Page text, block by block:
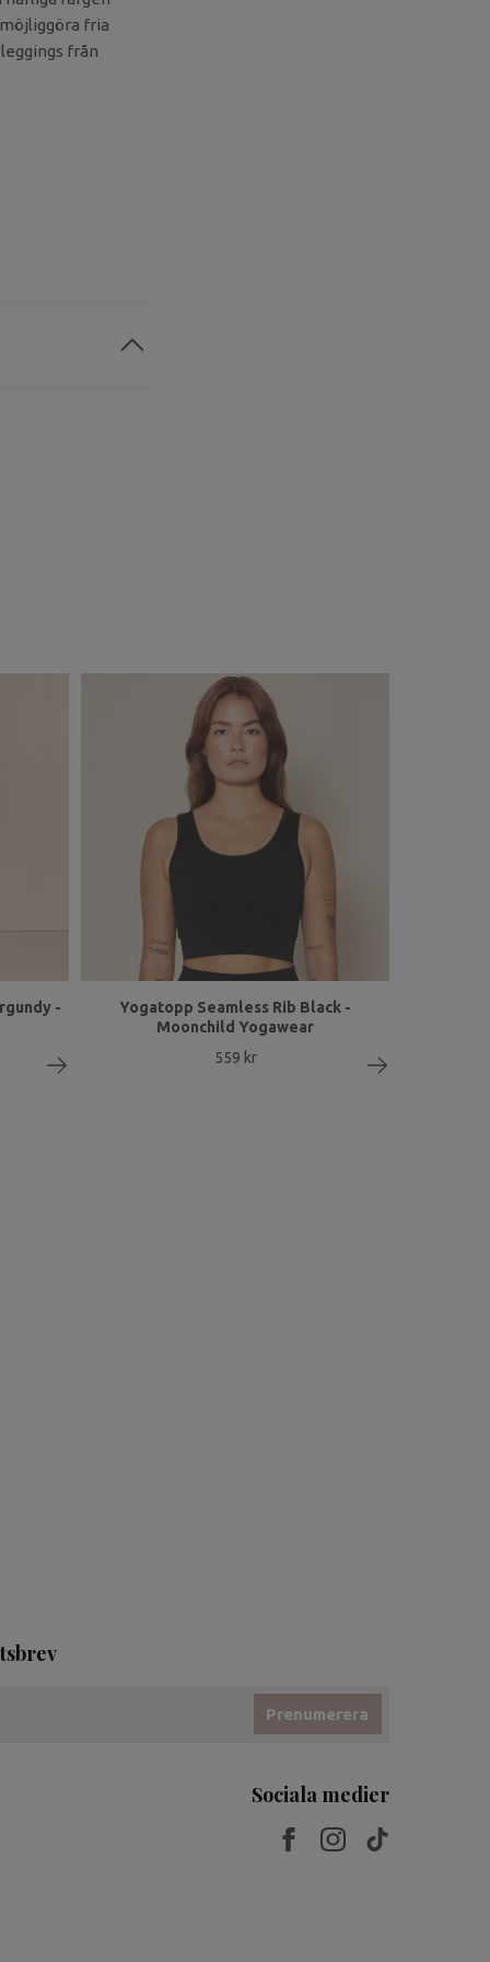
fria
från
-
Yogatopp Seamless Rib Black -
Moonchild Yogawear
559 kr
Prenumerera
Sociala medier